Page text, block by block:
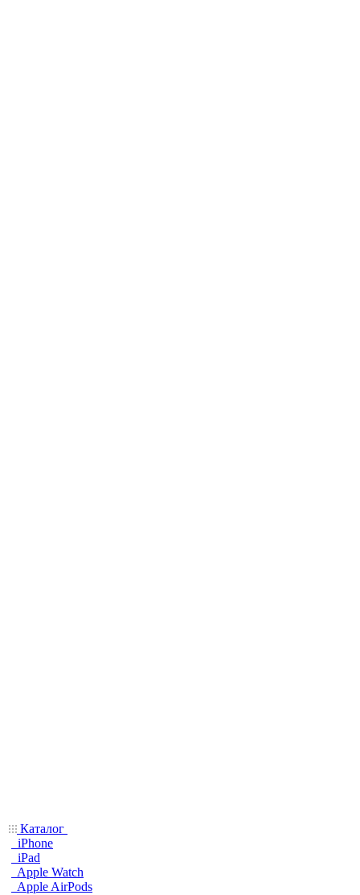
Каталог
iPhone
iPad
Apple Watch
Apple AirPods